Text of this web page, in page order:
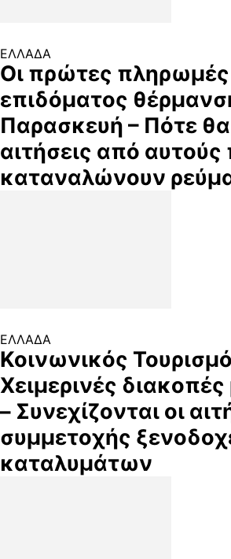
ΕΛΛΑΔΑ
Οι πρώτες πληρωμές
επιδόματος
Παρασκευή – Πότε θα
αιτήσεις από αυτούς
καταναλώνουν
ΕΛΛΑΔΑ
Κοινωνικός
Χειμερινές
– Συνεχίζονται οι
συμμετοχής
καταλυμάτων